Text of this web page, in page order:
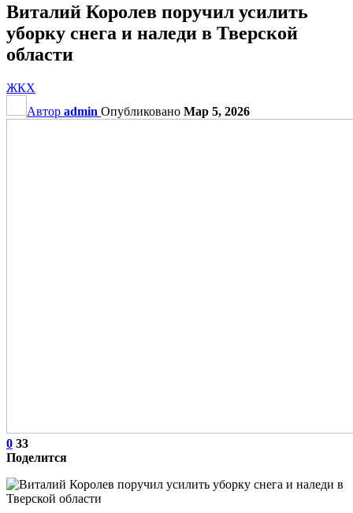
Виталий Королев поручил усилить
уборку снега и наледи в Тверской
области
ЖКХ
Автор admin Опубликовано Мар 5, 2026
0 33
Поделится